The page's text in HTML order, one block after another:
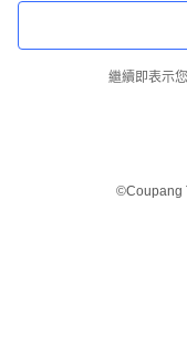
繼續即表示
©Coupang